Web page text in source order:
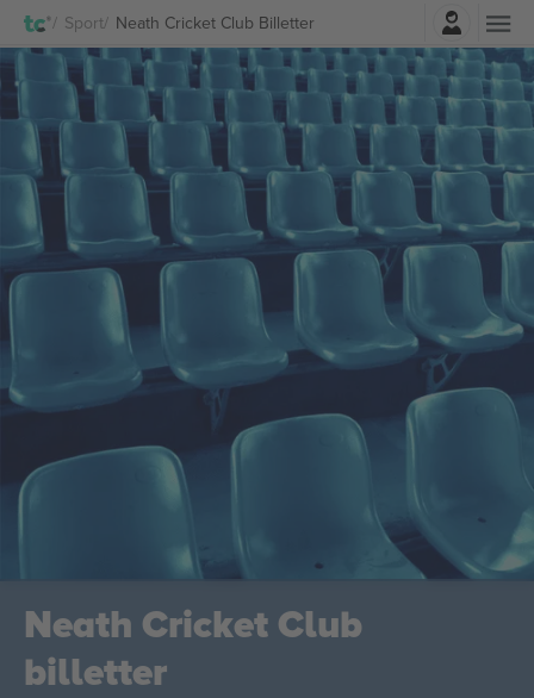
Sport Neath Cricket Club BilletterLog ind
Neath Cricket Club
billetter